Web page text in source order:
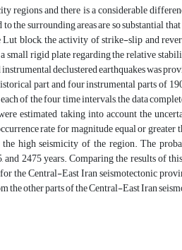
regions and there is a considerable
the surrounding areas are so substantial
block, the activity of strike-slip and
small rigid plate regarding the relative
declustered earthquakes was
part and four instrumental parts of
of the four time intervals, the data
estimated taking into account the
rate for magnitude equal or
high seismicity of the region. The
2475 years. Comparing the results of
the Central-East Iran seismotectonic
the other parts of the Central-East Iran